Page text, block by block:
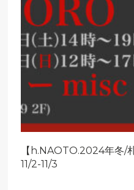
【h.NAOTO.2024年冬/
11/2-11/3